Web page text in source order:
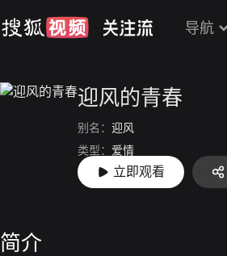
导航
迎风的青春
别名： 迎风‎
类型： 爱情
上映： 2024-09-09
立即观看
简介